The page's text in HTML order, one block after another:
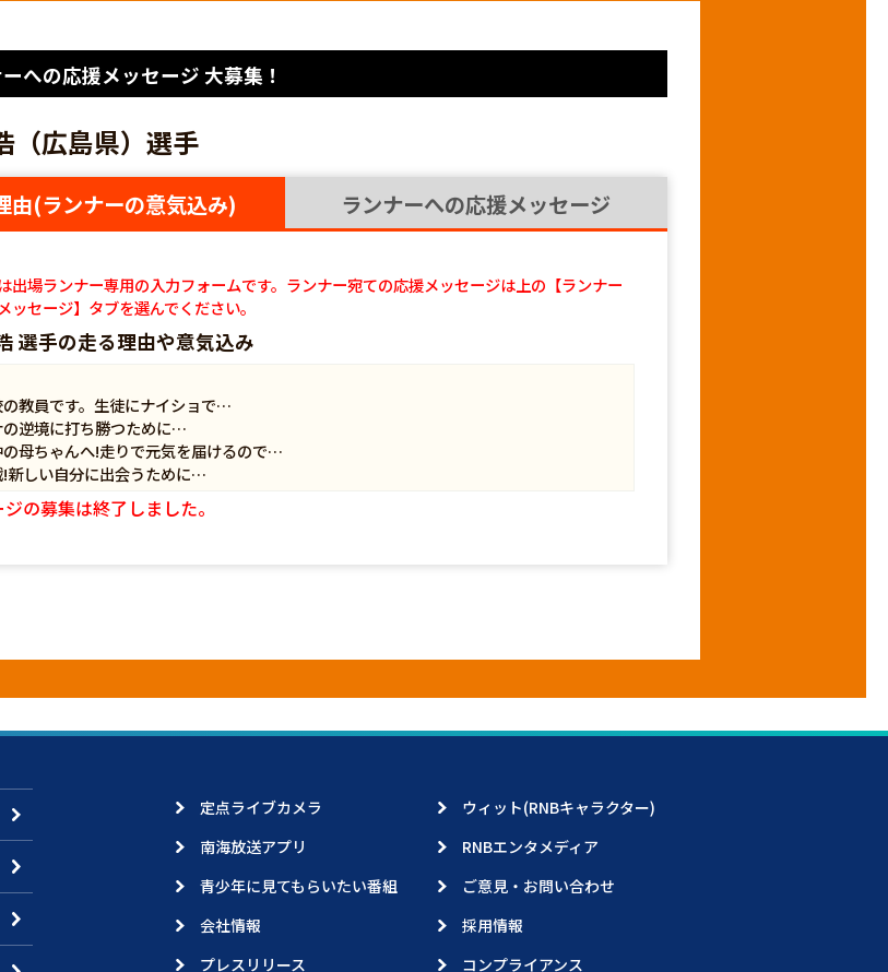
への応援メッセージ 大募集！
広島県）選手
由(ランナーの意気込み) ランナーへの応援メッセージ
出場ランナー専用の入力フォームです。ランナー宛ての応援メッセージは上の【ランナー
ッセージ】タブを選んでください。
選手の走る理由や意気込み
の教員です。生徒にナイショで…
の逆境に打ち勝つために…
の母ちゃんへ!走りで元気を届けるので…
!新しい自分に出会うために…
の募集は終了しました。
定点ライブカメラ
ウィット(RNBキャラクター)
南海放送アプリ
RNBエンタメディア
青少年に見てもらいたい番組
ご意見・お問い合わせ
会社情報
採用情報
プレスリリース
コンプライアンス